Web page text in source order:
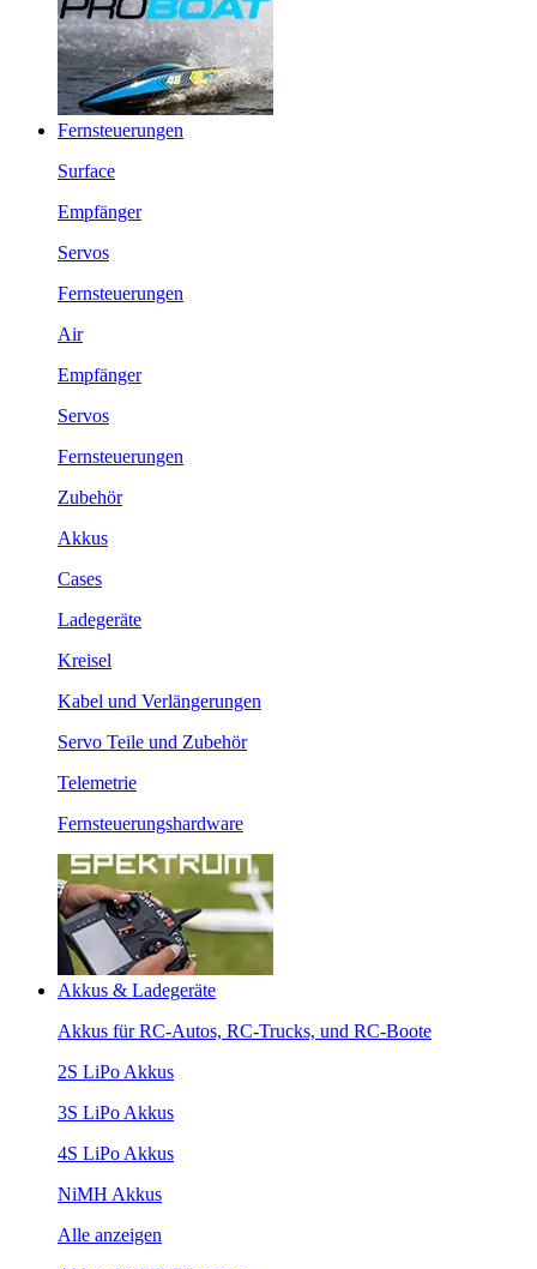
Fernsteuerungen
Surface
Empfänger
Servos
Fernsteuerungen
Air
Empfänger
Servos
Fernsteuerungen
Zubehör
Akkus
Cases
Ladegeräte
Kreisel
Kabel und Verlängerungen
Servo Teile und Zubehör
Telemetrie
Fernsteuerungshardware
Akkus & Ladegeräte
Akkus für RC-Autos, RC-Trucks, und RC-Boote
2S LiPo Akkus
3S LiPo Akkus
4S LiPo Akkus
NiMH Akkus
Alle anzeigen